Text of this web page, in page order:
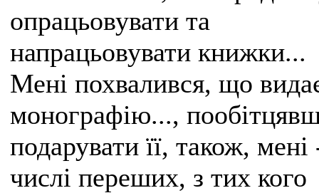
опрацьовувати та
напрацьовувати книжки...
Мені похвалився, що
монографію...,
подарувати її, також, мені
числі переших, з тих кого